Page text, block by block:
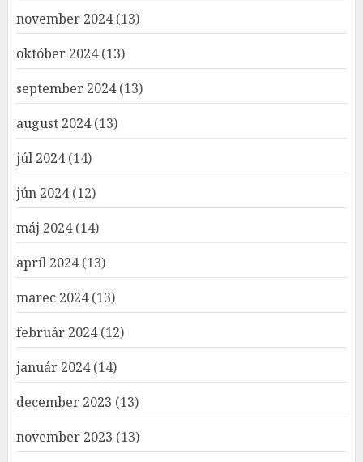
november 2024(13)
október 2024(13)
september 2024(13)
august 2024(13)
júl 2024(14)
jún 2024(12)
máj 2024(14)
apríl 2024(13)
marec 2024(13)
február 2024(12)
január 2024(14)
december 2023 (13)
november 2023 (13)